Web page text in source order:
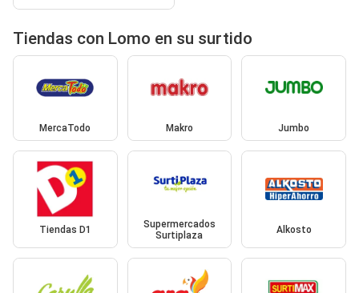
Tiendas con Lomo en su surtido
MercaTodo Makro Jumbo
Tiendas D1
Supermercados
Surtiplaza
Alkosto